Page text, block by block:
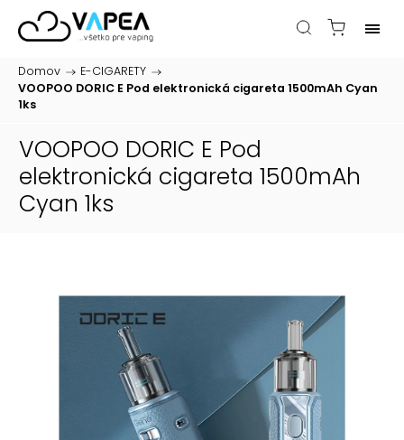
Domov / E-CIGARETY /
VOOPOO DORIC E Pod elektronická cigareta 1500mAh Cyan
1ks
VOOPOO DORIC E Pod
elektronická cigareta 1500mAh
Cyan 1ks